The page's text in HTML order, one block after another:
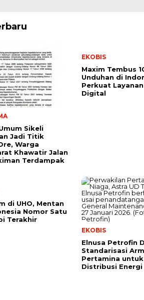
Sikeli
Jadi Titik
Warga
Khawatir Jalan
Terdampak
EKOBIS
Maxim Tembus
Unduhan di
Perkuat
Digital
di UHO, Mentan
Nomor Satu
Terakhir
EKOBIS
Elnusa Petrofin
Standarisasi
Pertamina
Distribusi Energi